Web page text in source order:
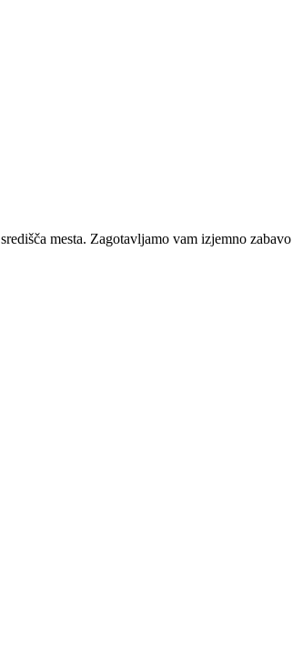
mesta. Zagotavljamo vam izjemno zabavo